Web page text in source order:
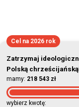
Cel na 2026 rok
Zatrzymaj
Polską
mamy: 218 543 zł
wybierz kwotę: